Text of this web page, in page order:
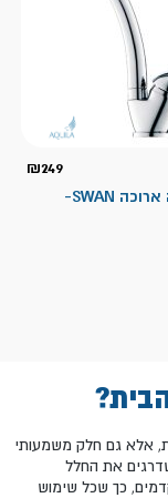
₪249
ברז פרח פיה ארוכה SWAN-
אלא גם חלק משמעותי
את החלל
כך שכל שימוש